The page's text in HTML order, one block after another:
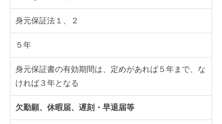
身元保証法１、２
５年
身元保証書の有効期間は、定めがあれば５年まで、な
ければ３年となる
欠勤願、休暇届、遅刻・早退届等